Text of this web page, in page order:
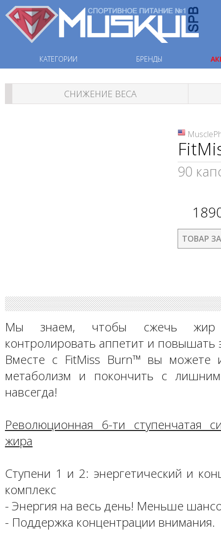
КАТЕГОРИИ БРЕНДЫ
СНИЖЕНИЕ ВЕСА
90
ТОВАР
Мы знаем, чтобы сжечь
контролировать аппетит и повышать
Вместе с FitMiss Burn™ вы можете
метаболизм и покончить с
навсегда!
Революционная 6-ти ступенчатая
жира
Ступени 1 и 2: энергетический и
комплекс
- Энергия на весь день! Меньше
- Поддержка концентрации внимания.